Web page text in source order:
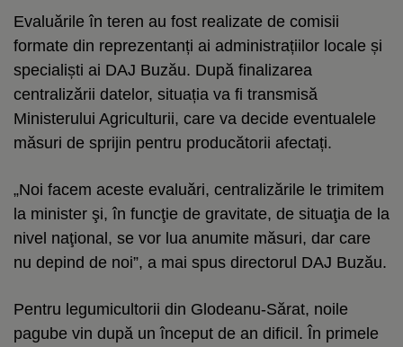
Evaluările în teren au fost realizate de comisii
formate din reprezentanți ai administrațiilor locale și
specialiști ai DAJ Buzău. După finalizarea
centralizării datelor, situația va fi transmisă
Ministerului Agriculturii, care va decide eventualele
măsuri de sprijin pentru producătorii afectați.
„Noi facem aceste evaluări, centralizările le trimitem
la minister şi, în funcţie de gravitate, de situaţia de la
nivel naţional, se vor lua anumite măsuri, dar care
nu depind de noi”, a mai spus directorul DAJ Buzău.
Pentru legumicultorii din Glodeanu-Sărat, noile
pagube vin după un început de an dificil. În primele